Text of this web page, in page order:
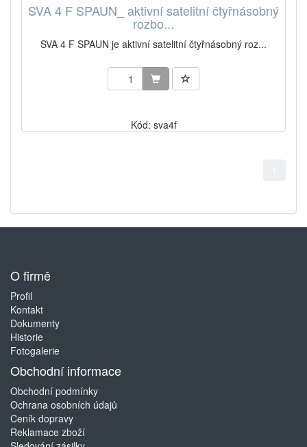
SVA 4 F SPAUN_ aktivní satelitní čtyřnásobný
rozbo...
SVA 4 F SPAUN je aktivní satelitní čtyřnásobný roz...
Kód: sva4f
O firmě
Profil
Kontakt
Dokumenty
Historie
Fotogalerie
Obchodní informace
Obchodní podmínky
Ochrana osobních údajů
Ceník dopravy
Reklamace zboží